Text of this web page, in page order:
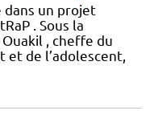
dans un projet
. Sous la
, cheffe du
et de l’adolescent,